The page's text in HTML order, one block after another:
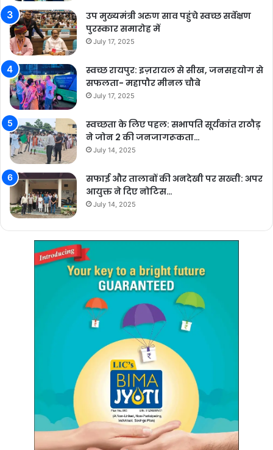
उप मुख्यमंत्री अरुण साव पहुंचे स्वच्छ सर्वेक्षण
पुरस्कार समारोह में
July 17, 2025
स्वच्छ रायपुर: इज़रायल से सीख, जनसहयोग से
सफलता- महापौर मीनल चौबे
July 17, 2025
स्वच्छता के लिए पहल: सभापति सूर्यकांत राठौड़
ने जोन 2 की जनजागरूकता…
July 14, 2025
सफाई और तालाबों की अनदेखी पर सख्ती: अपर
आयुक्त ने दिए नोटिस…
July 14, 2025